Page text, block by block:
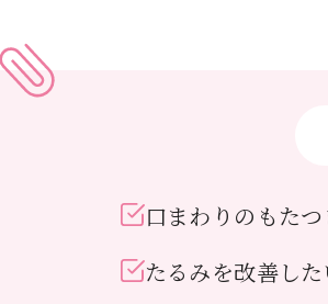
口まわりのもた
たるみを改善した